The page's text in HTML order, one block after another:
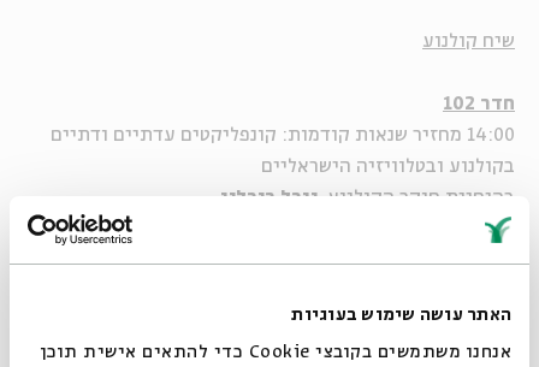
האתר עושה שימוש בעוגיות
אנחנו משתמשים בקובצי Cookie כדי להתאים אישית תוכן
שיח קולנוע
חדר 102
14:00 מחזיר שנאות קודמות: קונפליקטים עדתיים ודתיים
בקולנוע ובטלוויזיה הישראליים
בהנחיית חוקר הקולנוע, יובל ריבלין
במרכז המפגש יעמדו שני מהלכים מנוגדים המתחוללים
בקולנוע הישראלי בשנים האחרונות. מחד, מוביל הקולנוע
שנדמה היה כי כבר אבד עליהם הכלח. מאידך, מופיעות
לראשונה דמויות הנעות בין הקצוות ומסרבות להעניק